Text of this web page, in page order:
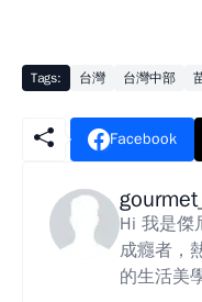
Tags: 台灣 台灣中部
Facebook
Hi 我是傑
成癮者，
的生活美